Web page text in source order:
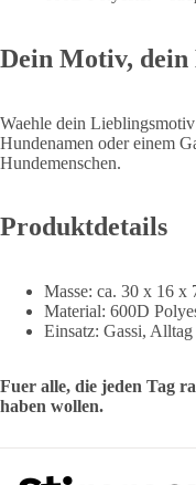
Dein Motiv, dein
Waehle dein
Hundenamen oder einem
Hundemenschen.
Produktdetails
Masse: ca. 30 x 16 x
Material: 600D
Einsatz: Gassi,
Fuer alle, die jeden Tag
haben wollen.